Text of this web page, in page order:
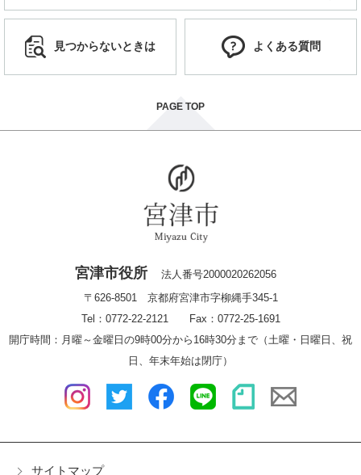
見つからないときは よくある質問
PAGE TOP
サイトマップ
宮津市役所
法人番号2000020262056
〒626-8501 京都府宮津市字柳縄手345-1
Tel：0772-22-2121 Fax：0772-25-1691
開庁時間：月曜～金曜日の9時00分から16時30分まで（土曜・日曜日、祝
日、年末年始は閉庁）